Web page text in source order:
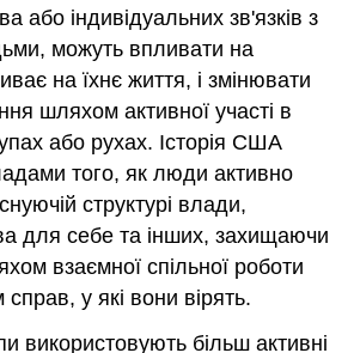
або індивідуальних зв'язків з
можуть впливати на
на їхнє життя, і змінювати
шляхом активної участі в
або рухах. Історія США
того, як люди активно
структурі влади,
для себе та інших, захищаючи
взаємної спільної роботи
у які вони вірять.
використовують більш активні